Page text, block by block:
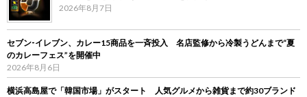
2026年8月7日
セブン‐イレブン、カレー15商品を一斉投入 名店監修から冷製うどんまで“夏
のカレーフェス”を開催中
2026年8月6日
横浜高島屋で「韓国市場」がスタート 人気グルメから雑貨まで約30ブランド